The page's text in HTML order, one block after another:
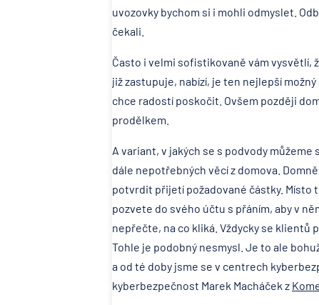
uvozovky bychom si i mohli odmyslet.
čekali.
Často i velmi sofistikovaně vám vysvětlí,
již zastupuje, nabízí, je ten nejlepší
chce radostí poskočit. Ovšem později
prodělkem.
A variant, v jakých se s podvody
dále nepotřebných věcí z domova.
potvrdit přijetí požadované částky. Místo
pozvete do svého účtu s přáním, aby v
nepřečte, na co kliká. Vždycky se klientů
Tohle je podobný nesmysl. Je to ale
a od té doby jsme se v centrech
kyberbezpečnost Marek Macháček z